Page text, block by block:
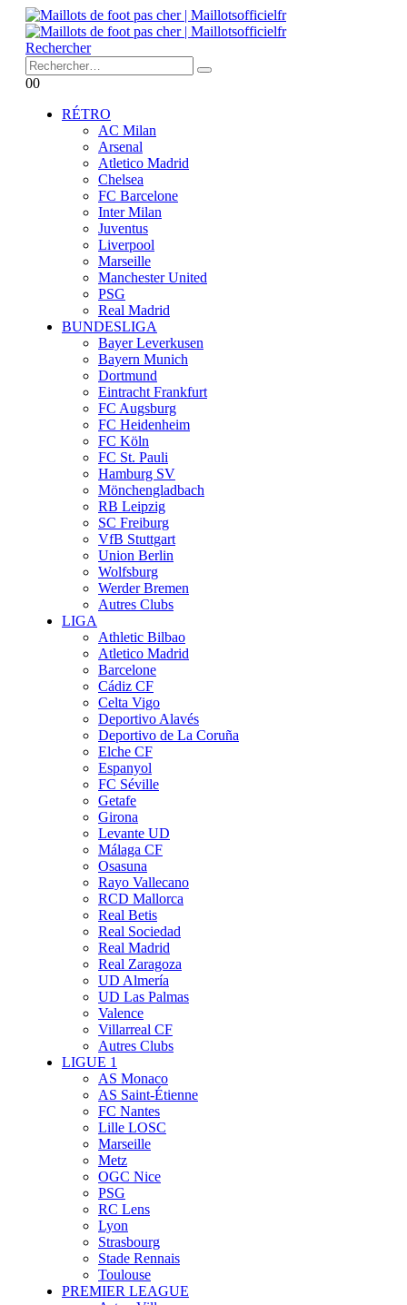
Rechercher
00
RÉTRO
AC Milan
Arsenal
Atletico Madrid
Chelsea
FC Barcelone
Inter Milan
Juventus
Liverpool
Marseille
Manchester United
PSG
Real Madrid
BUNDESLIGA
Bayer Leverkusen
Bayern Munich
Dortmund
Eintracht Frankfurt
FC Augsburg
FC Heidenheim
FC Köln
FC St. Pauli
Hamburg SV
Mönchengladbach
RB Leipzig
SC Freiburg
VfB Stuttgart
Union Berlin
Wolfsburg
Werder Bremen
Autres Clubs
LIGA
Athletic Bilbao
Atletico Madrid
Barcelone
Cádiz CF
Celta Vigo
Deportivo Alavés
Deportivo de La Coruña
Elche CF
Espanyol
FC Séville
Getafe
Girona
Levante UD
Málaga CF
Osasuna
Rayo Vallecano
RCD Mallorca
Real Betis
Real Sociedad
Real Madrid
Real Zaragoza
UD Almería
UD Las Palmas
Valence
Villarreal CF
Autres Clubs
LIGUE 1
AS Monaco
AS Saint-Étienne
FC Nantes
Lille LOSC
Marseille
Metz
OGC Nice
PSG
RC Lens
Lyon
Strasbourg
Stade Rennais
Toulouse
PREMIER LEAGUE